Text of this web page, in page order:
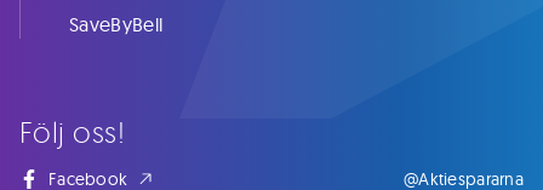
Följ oss!
Facebook @Aktiespararna
SaveByBell